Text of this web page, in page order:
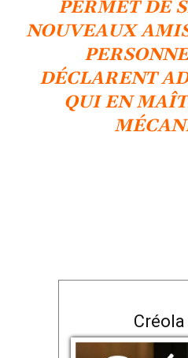
PERMET DE
NOUVEAUX
DÉCLARENT
QUI EN